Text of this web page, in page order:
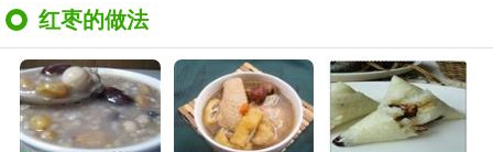
红枣的做法